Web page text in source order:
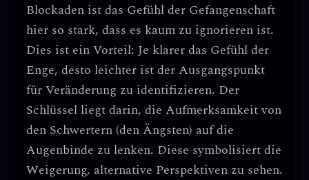
Blockaden ist das Gefühl der Gefangenschaft
hier so stark, dass es kaum zu ignorieren ist.
Dies ist ein Vorteil: Je klarer das Gefühl der
Enge, desto leichter ist der Ausgangspunkt
für Veränderung zu identifizieren. Der
Schlüssel liegt darin, die Aufmerksamkeit von
den Schwertern (den Ängsten) auf die
Augenbinde zu lenken. Diese symbolisiert die
Weigerung, alternative Perspektiven zu sehen.